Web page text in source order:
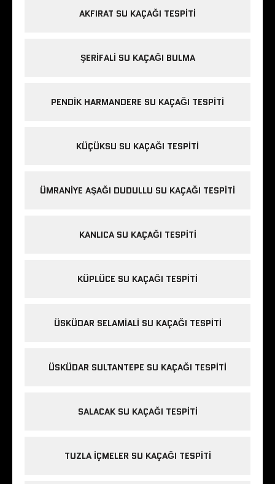
AKFIRAT SU KAÇAĞI TESPITI
ŞERIFALI SU KAÇAĞI BULMA
PENDIK HARMANDERE SU KAÇAĞI TESPITI
KÜÇÜKSU SU KAÇAĞI TESPITI
ÜMRANIYE AŞAĞI DUDULLU SU KAÇAĞI TESPITI
KANLICA SU KAÇAĞI TESPITI
KÜPLÜCE SU KAÇAĞI TESPITI
ÜSKÜDAR SELAMIALI SU KAÇAĞI TESPITI
ÜSKÜDAR SULTANTEPE SU KAÇAĞI TESPITI
SALACAK SU KAÇAĞI TESPITI
TUZLA IÇMELER SU KAÇAĞI TESPITI